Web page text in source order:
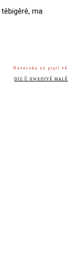
ma
Naveroka ya piştî vê
DIZ Û XWEDIYÊ MALÊ